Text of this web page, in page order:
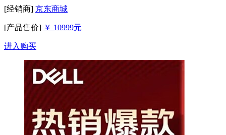
[经销商] 京东商城
[产品售价] ￥ 10999元
进入购买